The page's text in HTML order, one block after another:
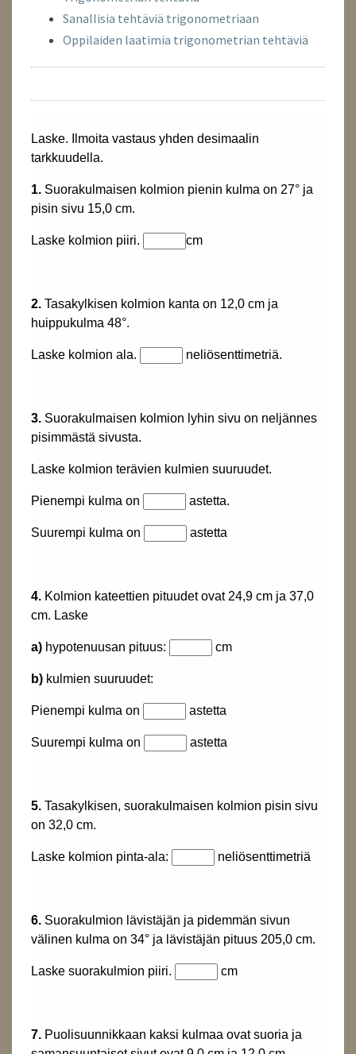
Sanallisia tehtäviä trigonometriaan
Oppilaiden laatimia trigonometrian tehtäviä